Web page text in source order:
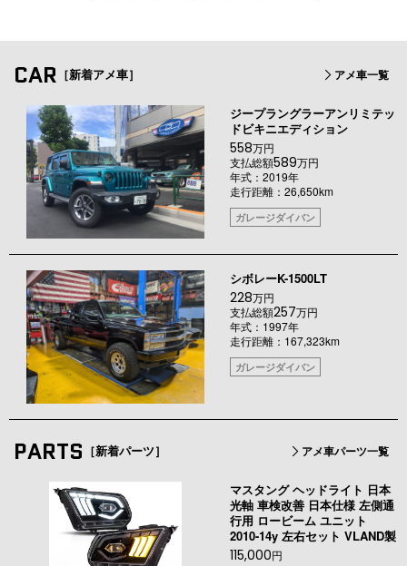
CAR ［新着アメ車］ アメ車一覧
ジープラングラーアンリミテッ
ドビキニエディション
558万円
支払総額589万円
年式：2019年
走行距離：26,650km
ガレージダイバン
シボレーK-1500LT
228万円
支払総額257万円
年式：1997年
走行距離：167,323km
ガレージダイバン
PARTS ［新着パーツ］ アメ車パーツ一覧
マスタング ヘッドライト 日本
光軸 車検改善 日本仕様 左側通
行用 ロービーム ユニット
2010-14y 左右セット VLAND製
115,000円